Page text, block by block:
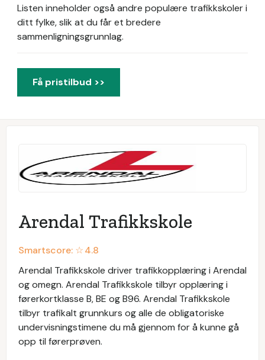
Listen inneholder også andre populære trafikkskoler i
ditt fylke, slik at du får et bredere
sammenligningsgrunnlag.
Få pristilbud >>
Arendal Trafikkskole
Smartscore: ☆4.8
Arendal Trafikkskole driver trafikkopplæring i Arendal
og omegn. Arendal Trafikkskole tilbyr opplæring i
førerkortklasse B, BE og B96. Arendal Trafikkskole
tilbyr trafikalt grunnkurs og alle de obligatoriske
undervisningstimene du må gjennom for å kunne gå
opp til førerprøven.